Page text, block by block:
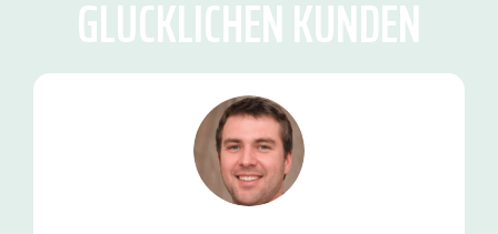
GLÜCKLICHEN KUNDEN